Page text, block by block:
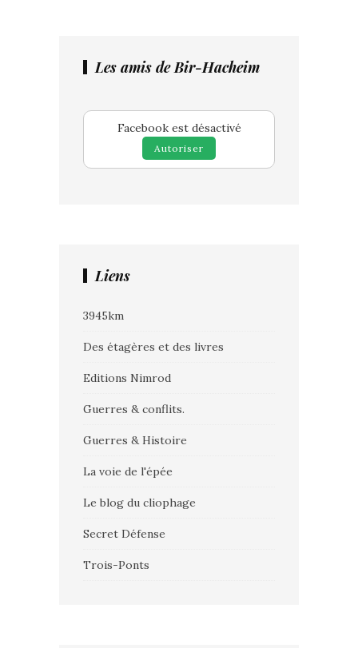
Les amis de Bir-Hacheim
Facebook est désactivé
Autoriser
Liens
3945km
Des étagères et des livres
Editions Nimrod
Guerres & conflits.
Guerres & Histoire
La voie de l'épée
Le blog du cliophage
Secret Défense
Trois-Ponts